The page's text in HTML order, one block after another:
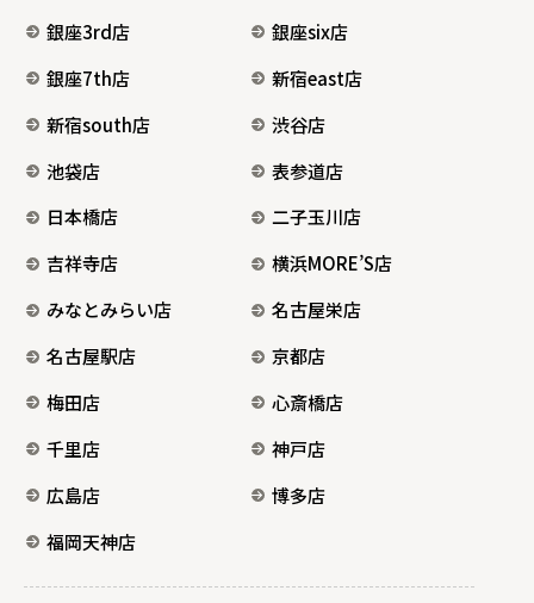
銀座3rd店
銀座six店
銀座7th店
新宿east店
新宿south店
渋谷店
池袋店
表参道店
日本橋店
二子玉川店
吉祥寺店
横浜MORE’S店
みなとみらい店
名古屋栄店
名古屋駅店
京都店
梅田店
心斎橋店
千里店
神戸店
広島店
博多店
福岡天神店